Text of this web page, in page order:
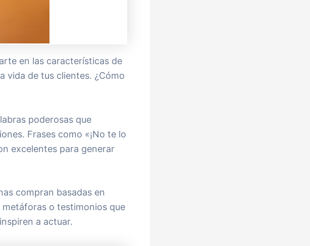
en las características de
vida de tus clientes. ¿Cómo
poderosas que
Frases como «¡No te lo
excelentes para generar
compran basadas en
o testimonios que
a actuar.